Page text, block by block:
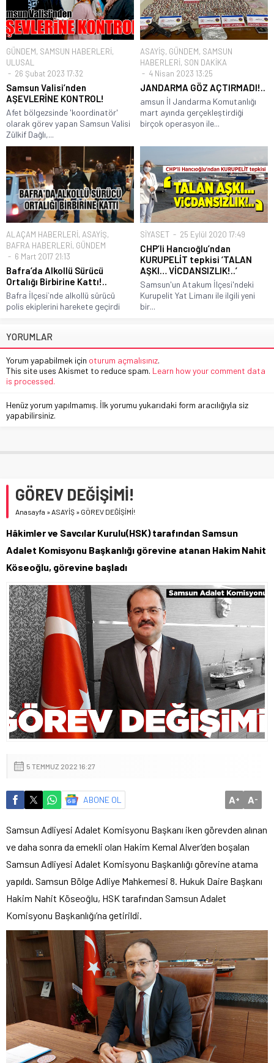
GÜNDEM, SAMSUN HABERLERİ,
ULUSAL
26 Şubat 2023 17:32
Samsun Valisi’nden
AŞEVLERİNE KONTROL!
Afet bölgezsinde 'koordinatör'
olarak görev yapan Samsun Valisi
Zülkif Dağlı,...
ASAYİŞ, GÜNDEM, SAMSUN
HABERLERİ, SON DAKİKA
4 Nisan 2023 13:25
JANDARMA GÖZ AÇTIRMADI!..
amsun İl Jandarma Komutanlığı
mart ayında gerçekleştirdiği
birçok operasyon ile...
ALAÇAM HABERLERİ, ASAYİŞ,
BAFRA HABERLERİ, GÜNDEM
6 Mart 2017 21:13
Bafra’da Alkollü Sürücü
Ortalığı Birbirine Kattı!..
Bafra İlçesi`nde alkollü sürücü
polis ekiplerini harekete geçirdi
SİYASET 25 Eylül 2020 17:49
CHP’li Hancıoğlu’ndan
KURUPELİT tepkisi ‘TALAN
AŞKI… VİCDANSIZLIK!..’
Samsun'un Atakum İlçesi'ndeki
Kurupelit Yat Limanı ile ilgili yeni
bir...
YORUMLAR
Yorum yapabilmek için oturum açmalısınız.
This site uses Akismet to reduce spam. Learn how your comment data
is processed.
Henüz yorum yapılmamış. İlk yorumu yukarıdaki form aracılığıyla siz
yapabilirsiniz.
GÖREV DEĞİŞİMİ!
Anasayfa »ASAYİŞ » GÖREV DEĞİŞİMİ!
Hâkimler ve Savcılar Kurulu(HSK) tarafından Samsun
Adalet Komisyonu Başkanlığı görevine atanan Hakim Nahit
Köseoğlu, görevine başladı
5 TEMMUZ 2022 16:27
ABONE OL A+ A-
Samsun Adliyesi Adalet Komisyonu Başkanı iken görevden alınan
ve daha sonra da emekli olan Hakim Kemal Alver’den boşalan
Samsun Adliyesi Adalet Komisyonu Başkanlığı görevine atama
yapıldı. Samsun Bölge Adliye Mahkemesi 8. Hukuk Daire Başkanı
Hakim Nahit Köseoğlu, HSK tarafından Samsun Adalet
Komisyonu Başkanlığı’na getirildi.